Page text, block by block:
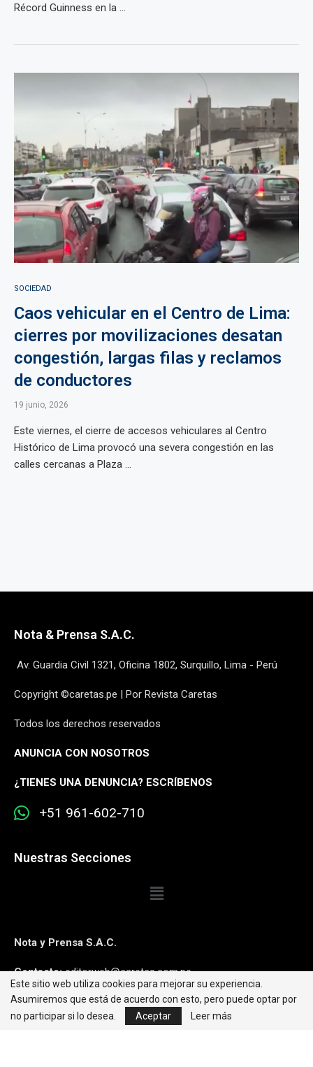
Récord Guinness en la ...
SOCIEDAD
Caos vehicular en el Centro de Lima:
cierres por movilizaciones desatan
congestión, largas filas y reclamos
de conductores
19 junio, 2026
Este viernes, el cierre de accesos vehiculares al Centro
Histórico de Lima provocó una severa congestión en las
calles cercanas a Plaza ...
Nota & Prensa S.A.C.
Av. Guardia Civil 1321, Oficina 1802, Surquillo, Lima - Perú
Copyright ©caretas.pe | Por Revista Caretas
Todos los derechos reservados
ANUNCIA CON NOSOTROS
¿TIENES UNA DENUNCIA? ESCRÍBENOS
+51 961-602-710
Nuestras Secciones
Nota y Prensa S.A.C.
Contacto:editorweb@caretas.com.pe
Síguenos:
Este sitio web utiliza cookies para mejorar su experiencia.
Asumiremos que está de acuerdo con esto, pero puede optar por
no participar si lo desea.
Aceptar Leer más